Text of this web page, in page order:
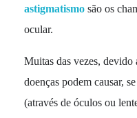
astigmatismo são os
ocular.
Muitas das vezes, devido
doenças podem causar,
(através de óculos ou